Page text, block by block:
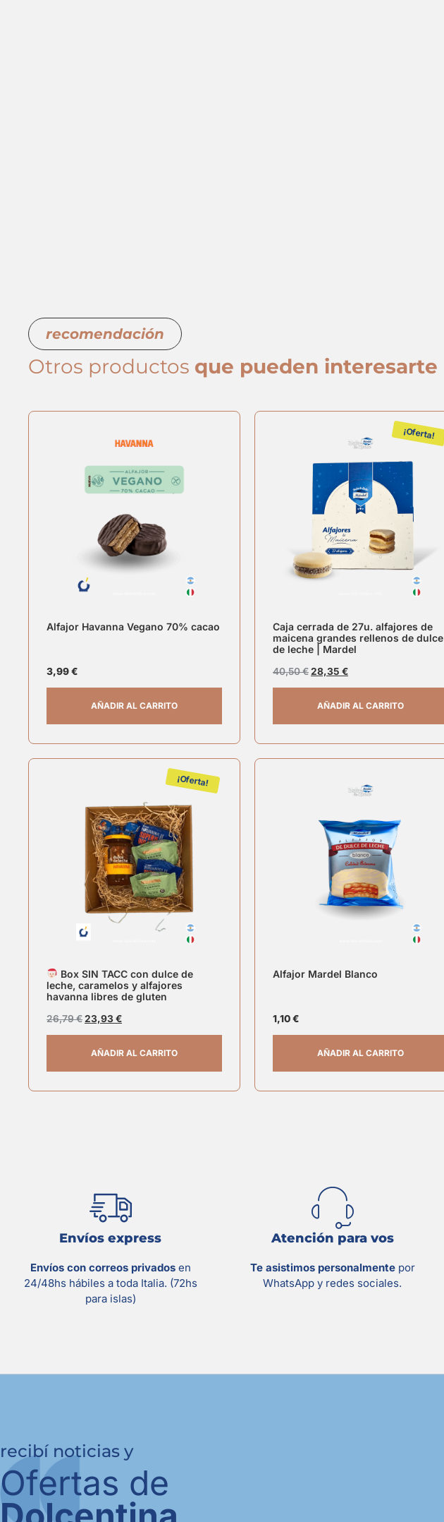
recomendación
Otros productos que pueden interesarte
Alfajor Havanna Vegano 70% cacao
3,99€
AÑADIR AL CARRITO
¡Oferta!
Caja cerrada de 27u. alfajores de
maicena grandes rellenos de dulce
de leche | Mardel
40,50€28,35 €
AÑADIR AL CARRITO
¡Oferta!
Box SIN TACC con dulce de
leche, caramelos y alfajores
havanna libres de gluten
26,79€23,93€
AÑADIR AL CARRITO
Alfajor Mardel Blanco
1,10€
AÑADIR AL CARRITO
Envíos express
Envíos con correos privados en
24/48hs hábiles a toda Italia. (72hs
para islas)
Atención para vos
Te asistimos personalmentepor
WhatsApp y redes sociales.
recibí noticias y
Ofertas de